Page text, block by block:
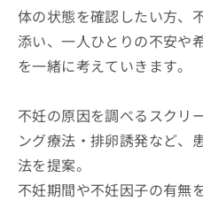
体の状態を確認したい方、
添い、一人ひとりの不安や
を一緒に考えていきます。
不妊の原因を調べるスクリ
ング療法・排卵誘発など、
法を提案。
不妊期間や不妊因子の有無